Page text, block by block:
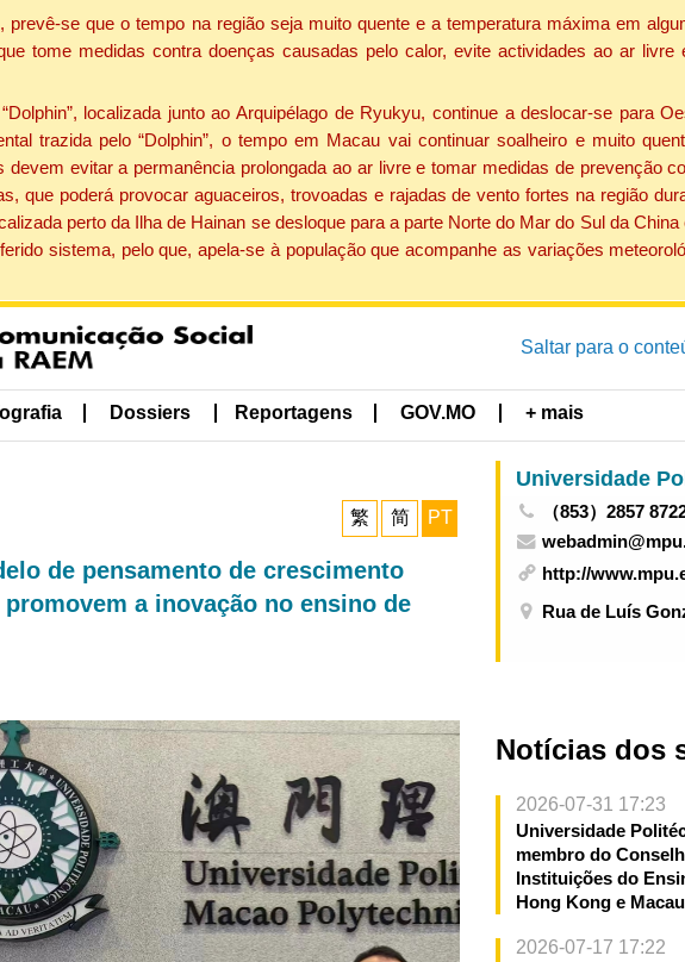
se que o tempo na região seja muito quente e a temperatura máxima em
tome medidas contra doenças causadas pelo calor, evite actividades ao ar
localizada junto ao Arquipélago de Ryukyu, continue a deslocar-se para
trazida pelo “Dolphin”, o tempo em Macau vai continuar soalheiro e muito
evitar a permanência prolongada ao ar livre e tomar medidas de prevenção
que poderá provocar aguaceiros, trovoadas e rajadas de vento fortes na região
perto da Ilha de Hainan se desloque para a parte Norte do Mar do Sul da
sistema, pelo que, apela-se à população que acompanhe as variações
Saltar para o
Dossiers Reportagens GOV.MO + mais
繁 简 PT
de pensamento de crescimento
a inovação no ensino de
Universidade
（853）2857
http://
Rua de Luís
Notícias dos
2026-07-31 17:23
Universidade
membro do
Instituições do
Hong Kong e Macau
2026-07-17 17:22